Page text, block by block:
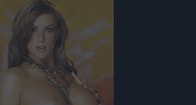
Jön még kép!